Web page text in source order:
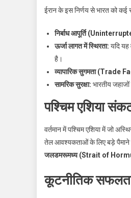
ईरान के इस निर्णय से भारत को कई
निर्बाध आपूर्ति
ऊर्जा लागत में स्थिरता: यदि यह
है।
व्यापारिक सुगमता (Trade
सामरिक सुरक्षा: भारतीय
पश्चिम एशिया
वर्तमान में पश्चिम एशिया में जो
तेल आवश्यकताओं के लिए बड़े पैमाने
जलडमरूमध्य (Strait of
कूटनीतिक सफलता